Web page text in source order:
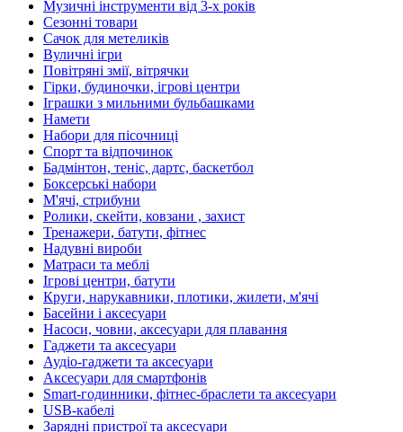
Музичні інструменти від 3-х років
Сезонні товари
Сачок для метеликів
Вуличні ігри
Повітряні змії, вітрячки
Гірки, будиночки, ігрові центри
Іграшки з мильними бульбашками
Намети
Набори для пісочниці
Спорт та відпочинок
Бадмінтон, теніс, дартс, баскетбол
Боксерські набори
М'ячі, стрибуни
Ролики, скейти, ковзани , захист
Тренажери, батути, фітнес
Надувні вироби
Матраси та меблі
Ігрові центри, батути
Круги, нарукавники, плотики, жилети, м'ячі
Басейни і аксесуари
Насоси, човни, аксесуари для плавання
Гаджети та аксесуари
Аудіо-гаджети та аксесуари
Аксесуари для смартфонів
Smart-годинники, фітнес-браслети та аксесуари
USB-кабелі
Зарядні пристрої та аксесуари